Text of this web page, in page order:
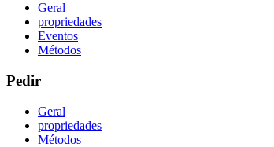
Geral
propriedades
Eventos
Métodos
Pedir
Geral
propriedades
Métodos